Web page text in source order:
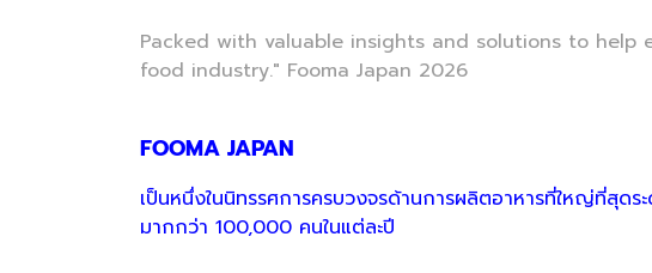
Packed with valuable insights and solutions to help
food industry." Fooma Japan 2026
FOOMA JAPAN
เป็นหนึ่งในนิทรรศการครบวงจรด้านการผลิตอาหารที่ใหญ่ที่สุดร
มากกว่า 100,000 คนในแต่ละปี